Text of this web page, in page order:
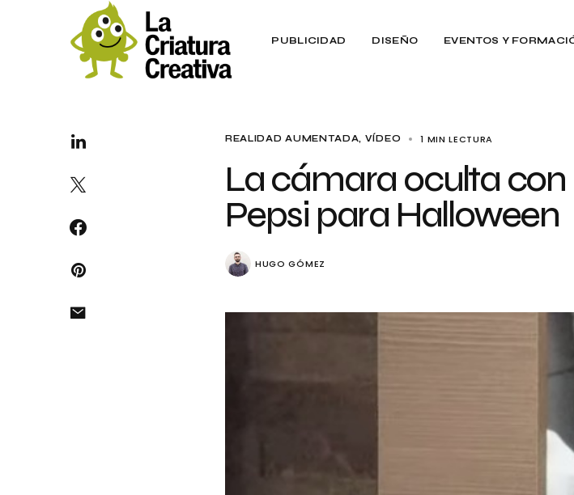
PUBLICIDAD DISEÑO EVENTOS Y
REALIDAD AUMENTADA VÍDEO 1 MIN LECTURA
La cámara oculta
Pepsi para Halloween
HUGO GÓMEZ